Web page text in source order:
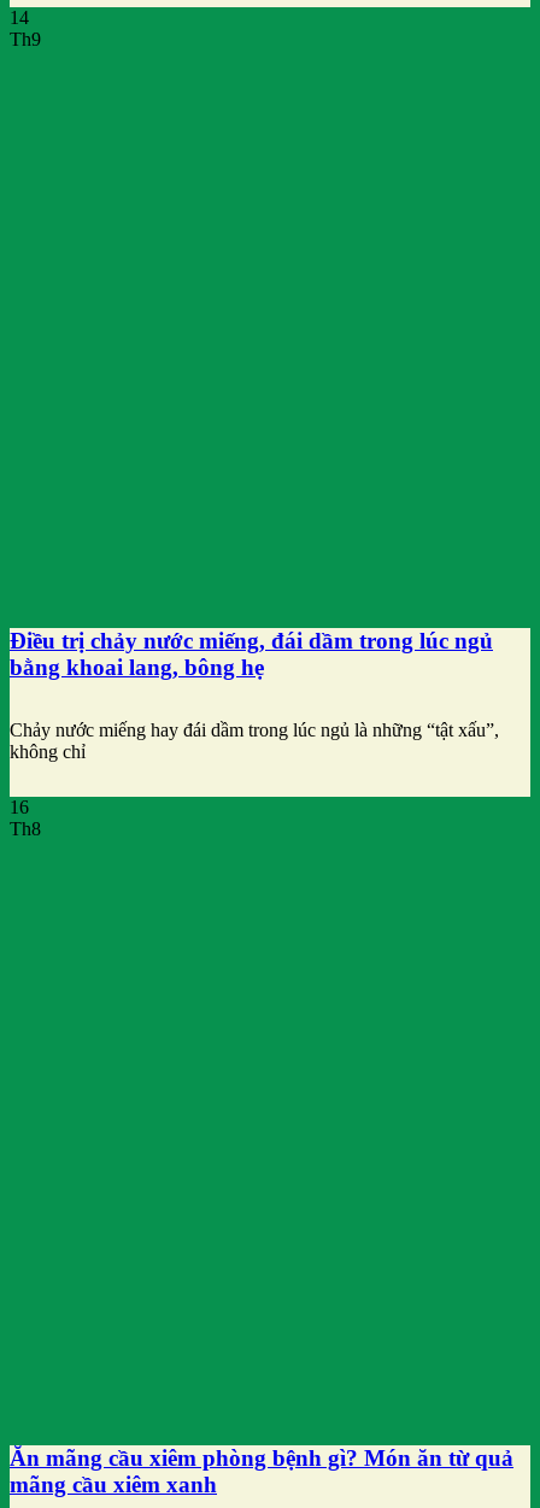
14
Th9
Điều trị chảy nước miếng, đái dầm trong lúc ngủ
bằng khoai lang, bông hẹ
Chảy nước miếng hay đái dầm trong lúc ngủ là những “tật xấu”,
không chỉ
16
Th8
Ăn mãng cầu xiêm phòng bệnh gì? Món ăn từ quả
mãng cầu xiêm xanh